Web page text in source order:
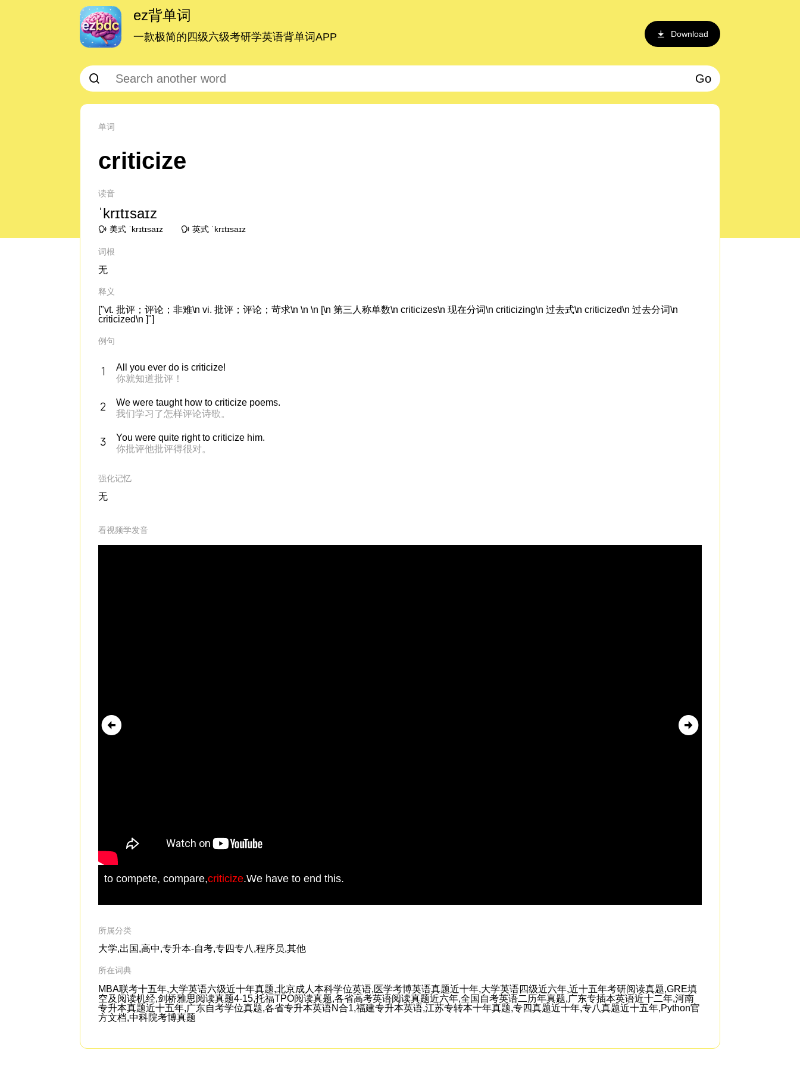
ez背单词
一款极简的四级六级考研学英语背单词APP Download
Go
单词
criticize
读音
ˈkrɪtɪsaɪz
美式 ˈkrɪtɪsaɪz 英式 ˈkrɪtɪsaɪz
词根
无
释义
["vt. 批评；评论；非难\n vi. 批评；评论；苛求\n \n \n [\n 第三人称单数\n criticizes\n 现在分词\n criticizing\n 过去式\n criticized\n 过去分词\n
criticized\n ]"]
例句
All you ever do is criticize!
你就知道批评！
We were taught how to criticize poems.
我们学习了怎样评论诗歌。
You were quite right to criticize him.
你批评他批评得很对。
强化记忆
无
看视频学发音
to compete, compare,criticize.We have to end this.
所属分类
大学,出国,高中,专升本-自考,专四专八,程序员,其他
所在词典
MBA联考十五年,大学英语六级近十年真题,北京成人本科学位英语,医学考博英语真题近十年,大学英语四级近六年,近十五年考研阅读真题,GRE填
空及阅读机经,剑桥雅思阅读真题4-15,托福TPO阅读真题,各省高考英语阅读真题近六年,全国自考英语二历年真题,广东专插本英语近十二年,河南
专升本真题近十五年,广东自考学位真题,各省专升本英语N合1,福建专升本英语,江苏专转本十年真题,专四真题近十年,专八真题近十五年,Python官
方文档,中科院考博真题